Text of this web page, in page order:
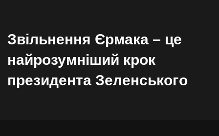
Звільнення Єрмака – це
найрозумніший крок
президента Зеленського